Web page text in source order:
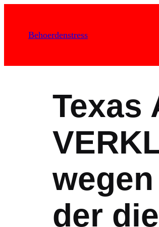
springenBehoerdenstress
Texas
der